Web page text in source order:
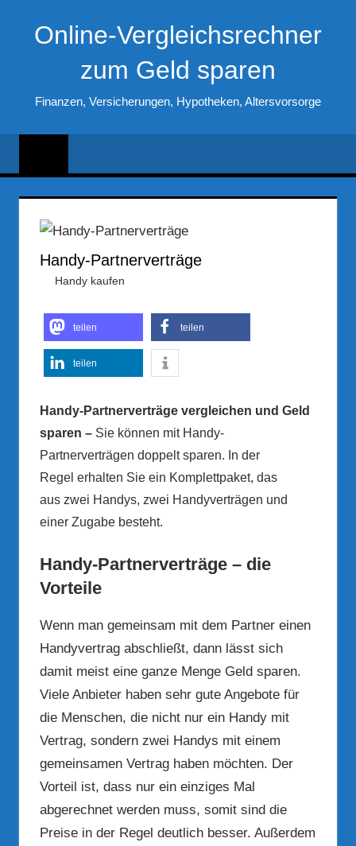
Online-Vergleichsrechner
zum Geld sparen
Finanzen, Versicherungen, Hypotheken, Altersvorsorge
Handy-Partnerverträge
23. März 2017
Hubert Woldrich
Handy kaufen
teilen teilen
teilen
Handy-Partnerverträge vergleichen und Geld
sparen – Sie können mit Handy-
Partnerverträgen doppelt sparen. In der
Regel erhalten Sie ein Komplettpaket, das
aus zwei Handys, zwei Handyverträgen und
einer Zugabe besteht.
Handy-Partnerverträge – die
Vorteile
Wenn man gemeinsam mit dem Partner einen
Handyvertrag abschließt, dann lässt sich
damit meist eine ganze Menge Geld sparen.
Viele Anbieter haben sehr gute Angebote für
die Menschen, die nicht nur ein Handy mit
Vertrag, sondern zwei Handys mit einem
gemeinsamen Vertrag haben möchten. Der
Vorteil ist, dass nur ein einziges Mal
abgerechnet werden muss, somit sind die
Preise in der Regel deutlich besser. Außerdem